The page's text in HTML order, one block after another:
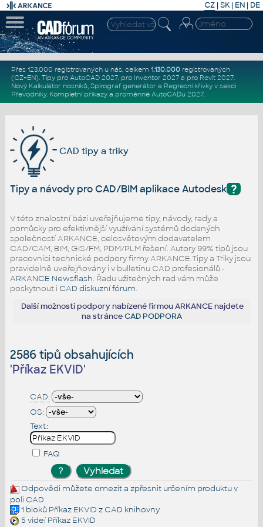
CZ | SK| EN | DE
Přes 123.000 registrovaných u nás, celkem 1.130.000registrovaných
(CZ+EN). Tipy pro AutoCAD 2027, pro Inventor 2027a pro Revit 2027.
Nový Kalkulátor nosníků, Spirograf generátor a Regresní křivkyv sekci
Převodníky. Kompletní příkazya proměnné AutoCADu 2027.
CAD tipy a triky
?
Tipy a návody pro CAD/BIM aplikace Autodesk
V této znalostní bázi uveřejňujeme tipy, návody, rady a
pomůcky pro efektivnější využívání systémů dodaných
společností ARKANCE, celosvětovým dodavatelem
CAD/CAM, BIM, GIS/FM, PDM/PLM řešení. Autory 99% tipů jsou
pracovníci technické podpory firmy ARKANCE.Tipy a Triky jsou
pravidelně uveřejňovány i v bulletinu CAD profesionálů -
ARKANCE Newsflash. Řadu užitečných rad vám může
poskytnout i CAD diskuzní fórum.
Další možnosti podpory nabízené firmou ARKANCE najdete
na stránceCAD PODPORA
2586 tipů obsahujících
'Příkaz EKVID'
CAD:
OS:
Text:
FAQ
Odpovědi můžete omezit a zpřesnit určením produktu v
poli CAD
1 bloků Příkaz EKVID z CAD knihovny
5 videíPříkaz EKVID